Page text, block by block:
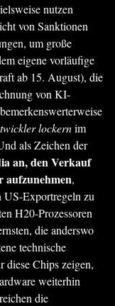
nutzen
von Sanktionen
um große
eigene vorläufige
ab 15. August), die
von KI-
lockernim
als Zeichen der
an, den Verkauf
aufzunehmen,
US-Exportregeln zu
H20-Prozessoren
die anderswo
technische
diese Chips zeigen,
weiterhin
die